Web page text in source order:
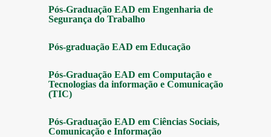
Pós-Graduação EAD em Engenharia de
Segurança do Trabalho
Pós-graduação EAD em Educação
Pós-Graduação EAD em Computação e
Tecnologias da informação e Comunicação
(TIC)
Pós-Graduação EAD em Ciências Sociais,
Comunicação e Informação